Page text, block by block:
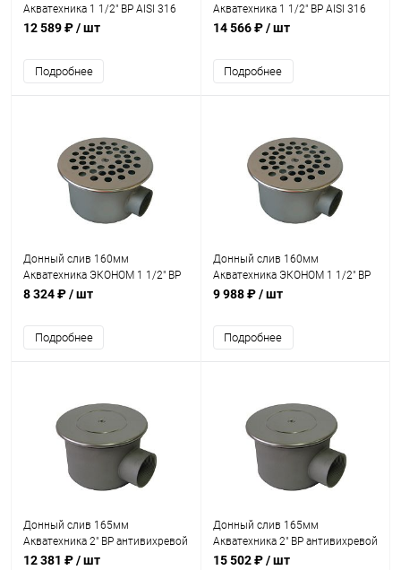
Акватехника 1 1/2" ВР AISI 316
(плитка) (AT04.09M)
12 589 ₽/ шт
Подробнее
Акватехника 1 1/2" ВР AISI 316
(универсал) (AT04.01M)
14 566 ₽/ шт
Подробнее
Донный слив 160мм
Акватехника ЭКОНОМ 1 1/2" ВР
(плитка) (AT04.10)
8 324 ₽/ шт
Подробнее
Донный слив 160мм
Акватехника ЭКОНОМ 1 1/2" ВР
AISI 316 (плитка) (AT04.10M)
9 988 ₽/ шт
Подробнее
Донный слив 165мм
Акватехника 2" ВР антивихревой
(универсал) (AT04.02)
12 381 ₽/ шт
Донный слив 165мм
Акватехника 2" ВР антивихревой
AISI 316 (универсал) (AT04.02M)
15 502 ₽/ шт